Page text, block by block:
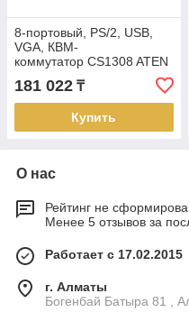
8-портовый, PS/2, USB,
VGA, КВМ-
коммутатор CS1308 ATEN
181 022 ₸
Купить
О нас
Рейтинг не
Менее 5 отзывов за
Работает с 17.02.2015
г. Алматы
Богенбай Батыра 81 ,